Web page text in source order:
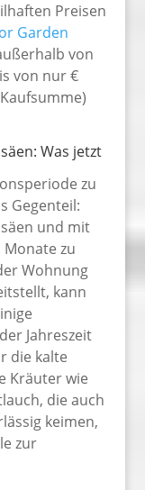
Preisen
Garden
von
von nur €
Was jetzt
zu
Gegenteil:
und mit
zu
Wohnung
kann
Jahreszeit
die kalte
Kräuter wie
die auch
keimen,
zur